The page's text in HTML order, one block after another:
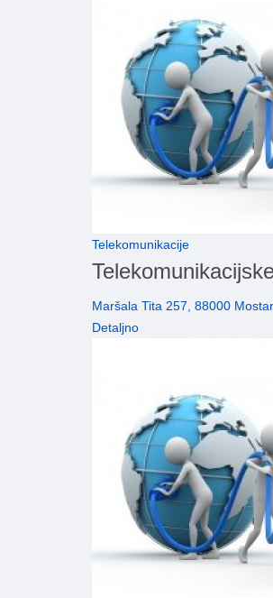
Telekomunikacije
Maršala Tita 257, 88000
Detaljno